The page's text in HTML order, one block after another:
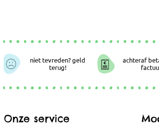
niet tevreden? geld
terug!
achteraf
Onze service